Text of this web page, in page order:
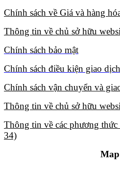
Chính sách về Giá và hàng
Thông tin về chủ sở hữu
Chính sách bảo mật​
Chính sách điều kiện giao
Chính sách vận chuyển và
Thông tin về chủ sở hữu
Thông tin về các phương
34)​
Map